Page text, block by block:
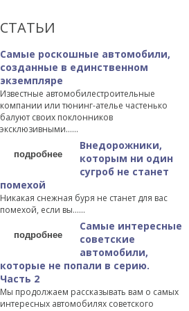
СТАТЬИ
Самые роскошные автомобили,
созданные в единственном
экземпляре
Известные автомобилестроительные
компании или тюнинг-ателье частенько
балуют своих поклонников
эксклюзивными…...
подробнее
Внедорожники,
которым ни один
сугроб не станет
помехой
Никакая снежная буря не станет для вас
помехой, если вы…...
подробнее
Самые интересные
советские
автомобили,
которые не попали в серию.
Часть 2
Мы продолжаем рассказывать вам о самых
интересных автомобилях советского